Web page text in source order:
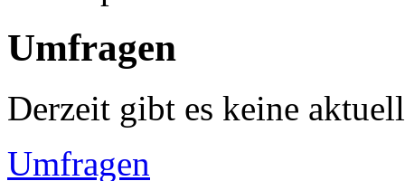
Umfragen
Derzeit gibt es keine
Umfragen